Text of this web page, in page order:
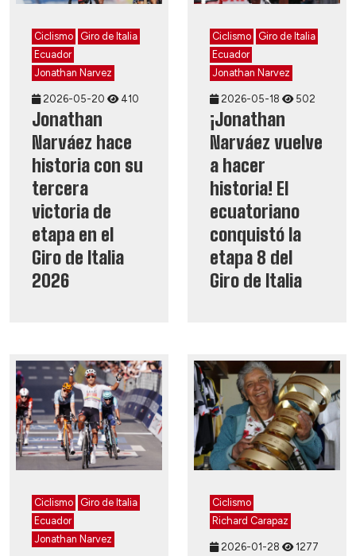
Ciclismo
Giro de Italia
Ecuador
Jonathan Narvez
2026-05-20 410
Jonathan
Narváez hace
historia con su
tercera
victoria de
etapa en el
Giro de Italia
2026
Ciclismo
Giro de Italia
Ecuador
Jonathan Narvez
2026-05-18 502
¡Jonathan
Narváez vuelve
a hacer
historia! El
ecuatoriano
conquistó la
etapa 8 del
Giro de Italia
Ciclismo
Giro de Italia
Ecuador
Jonathan Narvez
Ciclismo
Richard Carapaz
2026-01-28 1277